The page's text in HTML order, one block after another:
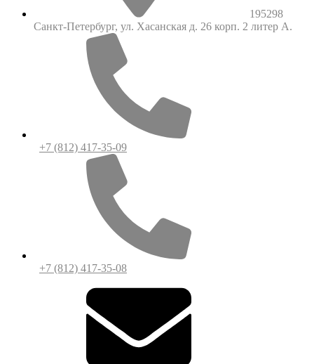
195298
Санкт-Петербург, ул. Хасанская д. 26 корп. 2 литер А.
+7 (812) 417-35-09
+7 (812) 417-35-08